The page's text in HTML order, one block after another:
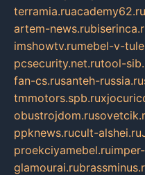
terramia.ruacademy62.ru
artem-news.ru
imshowtv.rumebel-v-
pcsecurity.net.rutool-
fan-cs.rusanteh-russia.ru
tmmotors.spb.ru
obustrojdom.ru
ppknews.rucult-alshei.ru
proekciyamebel.ru
glamourai.ru